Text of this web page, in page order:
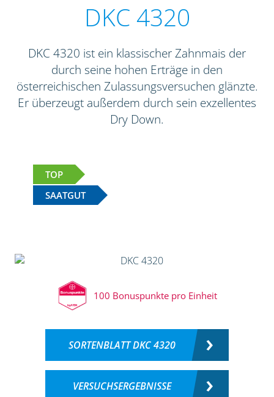
DKC 4320
DKC 4320 ist ein klassischer Zahnmais der
durch seine hohen Erträge in den
österreichischen Zulassungsversuchen glänzte.
Er überzeugt außerdem durch sein exzellentes
Dry Down.
TOP
SAATGUT
100 Bonuspunkte pro Einheit
SORTENBLATT DKC 4320
VERSUCHSERGEBNISSE